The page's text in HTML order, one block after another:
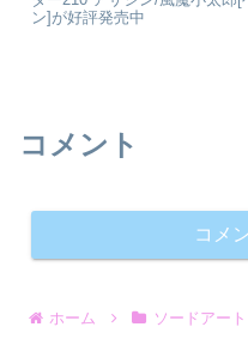
ン]が好評発売中
コメント
コメ
ホーム ソードアー